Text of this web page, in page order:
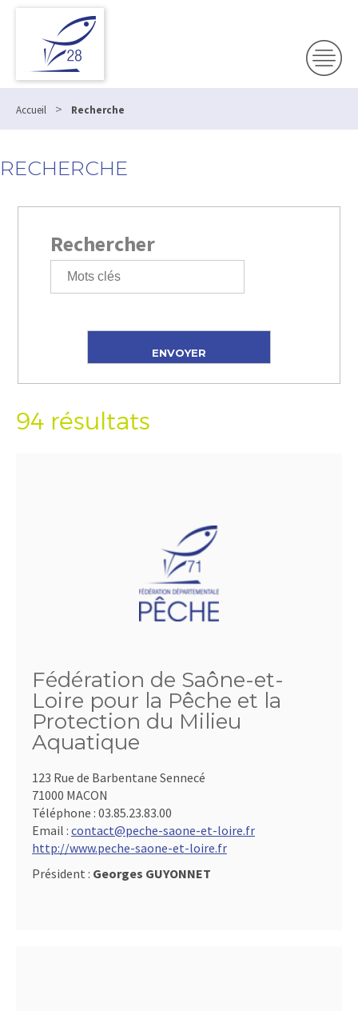
Accueil > Recherche
RECHERCHE
Rechercher
94 résultats
Fédération de Saône-et-
Loire pour la Pêche et la
Protection du Milieu
Aquatique
123 Rue de Barbentane Sennecé
71000 MACON
Téléphone : 03.85.23.83.00
Email : contact@peche-saone-et-loire.fr
http://www.peche-saone-et-loire.fr
Président : Georges GUYONNET